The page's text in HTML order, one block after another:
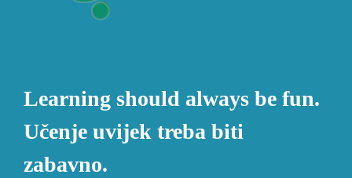
Learning should always be fun.
Učenje uvijek treba biti
zabavno.